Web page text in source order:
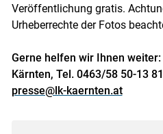
Veröffentlichung gratis.
Urheberrechte der Fotos
Gerne helfen wir Ihnen
Kärnten, Tel. 0463/58 50-13
presse@lk-kaernten.at